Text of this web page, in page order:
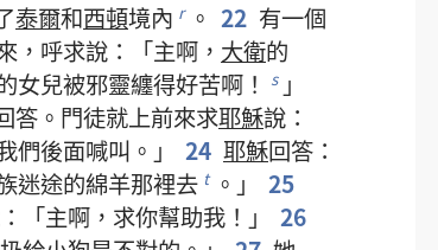
泰爾和西頓境內 r 。 22 有一個
， 呼求說 ：「主啊 ， 大衛的
女兒被邪靈纏得好苦啊 ！ s 」
答 。 門徒就上前來求耶穌說 ：
們後面喊叫 。」 24 耶穌回答 ：
迷途的綿羊那裡去 t 。」
25
：「主啊 ， 求你幫助我 ！」
26